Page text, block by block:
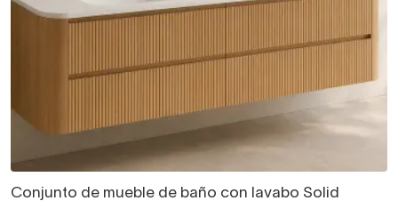
Conjunto de mueble de baño con lavabo Solid